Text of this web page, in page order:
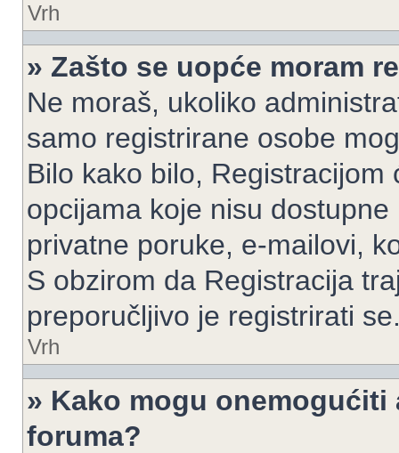
Vrh
» Zašto se uopće moram
Ne moraš, ukoliko
samo registrirane osobe
Bilo kako bilo,
opcijama koje nisu
privatne poruke, e-mailovi,
S obzirom da Registracija
preporučljivo je registrirati
Vrh
» Kako mogu
foruma?